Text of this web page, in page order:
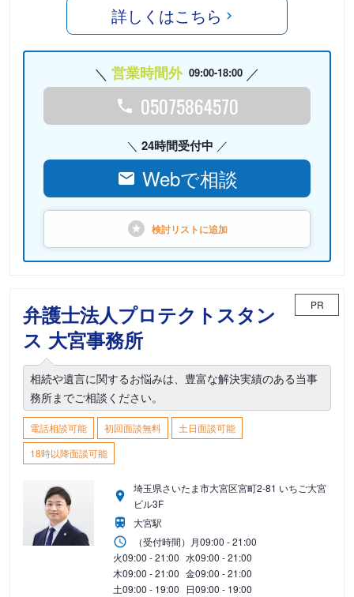
詳しくはこちら
営業時間外 09:00-18:00
05075864570
24時間受付中
Webで相談
検討リストに追加
弁護士法人プロテクトスタン
ス 大宮事務所
PR
相続や遺言に関するお悩みは、豊富な解決実績のある当事
務所までご相談ください。
電話相談可能 初回面談無料
土日面談可能
18時以降面談可能
埼玉県さいたま市大宮区宮町2-81 いちご大宮
ビル3F
大宮駅
（受付時間） 月09:00 - 21:00
火09:00 - 21:00 水09:00 - 21:00
木09:00 - 21:00 金09:00 - 21:00
土09:00 - 19:00 日09:00 - 19:00